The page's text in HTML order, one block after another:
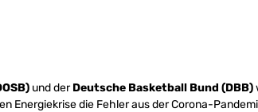
und derDeutsche Basketball Bund (DBB)
Energiekrise die Fehler aus der Corona-